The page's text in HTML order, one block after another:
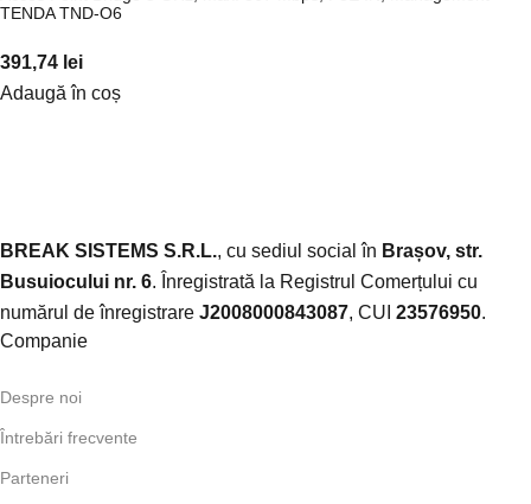
TENDA TND-O6
391,74 lei
Adaugă în coș
BREAK SISTEMS S.R.L., cu sediul social în Brașov, str.
Busuiocului nr. 6. Înregistrată la Registrul Comerțului cu
numărul de înregistrare J2008000843087, CUI 23576950.​
Companie
Despre noi
Întrebări frecvente
Parteneri